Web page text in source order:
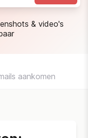
& video's
aankomen